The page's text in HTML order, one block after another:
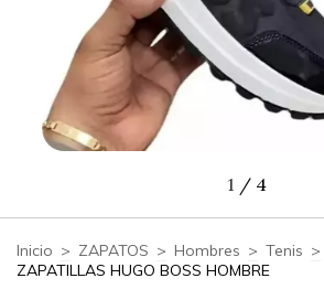
1 / 4
Inicio > ZAPATOS > Hombres > Tenis >
ZAPATILLAS HUGO BOSS HOMBRE